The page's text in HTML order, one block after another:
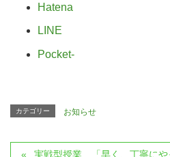
Hatena
LINE
Pocket-
カテゴリー お知らせ
実戦型授業 「早く、丁寧にや